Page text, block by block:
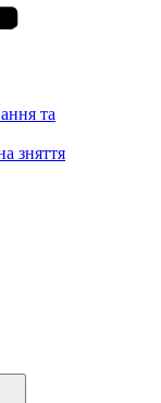
та
зняття